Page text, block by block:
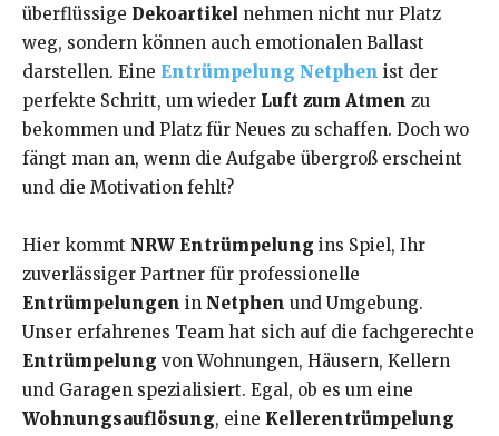
überflüssige Dekoartikel nehmen nicht nur Platz
weg, sondern können auch emotionalen Ballast
darstellen. Eine Entrümpelung Netphen ist der
perfekte Schritt, um wieder Luft zum Atmen zu
bekommen und Platz für Neues zu schaffen. Doch wo
fängt man an, wenn die Aufgabe übergroß erscheint
und die Motivation fehlt?
Hier kommt NRW Entrümpelung ins Spiel, Ihr
zuverlässiger Partner für professionelle
Entrümpelungen in Netphen und Umgebung.
Unser erfahrenes Team hat sich auf die fachgerechte
Entrümpelung von Wohnungen, Häusern, Kellern
und Garagen spezialisiert. Egal, ob es um eine
Wohnungsauflösung, eine Kellerentrümpelung